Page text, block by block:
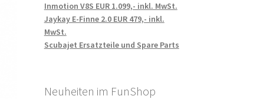
Inmotion V8S EUR 1.099,- inkl. MwSt.
Jaykay E-Finne 2.0 EUR 479,- inkl.
MwSt.
Scubajet Ersatzteile und Spare Parts
Neuheiten im FunShop